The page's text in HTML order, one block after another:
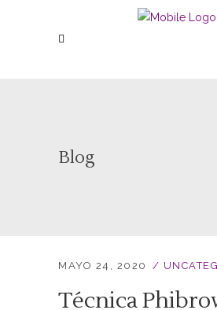
Blog
MAYO 24, 2020
Técnica